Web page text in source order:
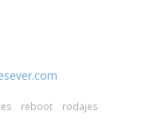
reboot
rodajes